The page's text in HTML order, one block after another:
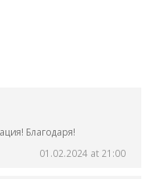
Благодаря!
01.02.2024 at 21:00